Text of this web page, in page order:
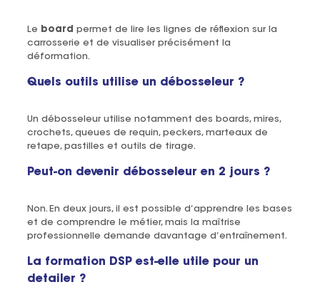
Le board permet de lire les lignes de réflexion sur la
carrosserie et de visualiser précisément la
déformation.
Quels outils utilise un débosseleur ?
Un débosseleur utilise notamment des boards, mires,
crochets, queues de requin, peckers, marteaux de
retape, pastilles et outils de tirage.
Peut-on devenir débosseleur en 2 jours ?
Non. En deux jours, il est possible d’apprendre les bases
et de comprendre le métier, mais la maîtrise
professionnelle demande davantage d’entraînement.
La formation DSP est-elle utile pour un
detailer ?